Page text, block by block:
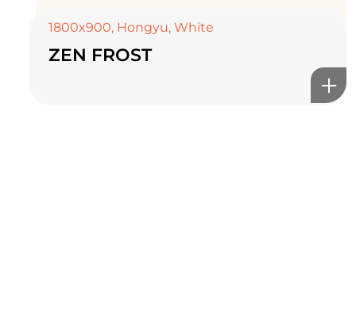
1800x900, Hongyu, White
ZEN FROST